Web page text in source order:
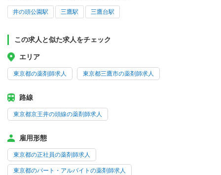
井の頭公園駅 三鷹駅 三鷹台駅
この求人と似た求人をチェック
エリア
東京都の薬剤師求人 東京都三鷹市の薬剤師求人
路線
東京都京王井の頭線の薬剤師求人
雇用形態
東京都の正社員の薬剤師求人
東京都のパート・アルバイトの薬剤師求人